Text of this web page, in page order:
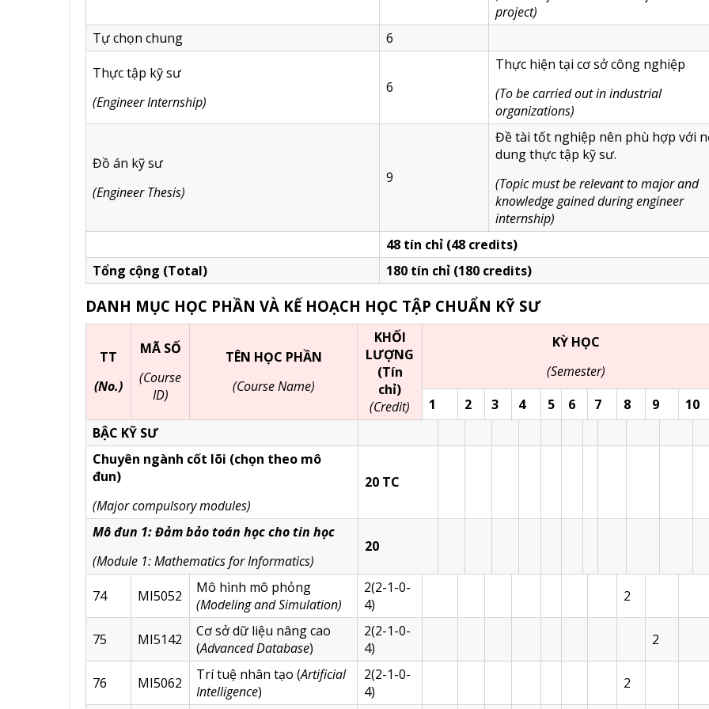
project)
Tự chọn chung
6
Thực tập kỹ sư
(Engineer Internship)
6
Thực hiện tại cơ sở công nghiệp
(To be carried out in industrial
organizations)
Đồ án kỹ sư
(Engineer Thesis)
9
Đề tài tốt nghiệp nên phù hợp với
dung thực tập kỹ sư.
(Topic must be relevant to major and
knowledge gained during engineer
internship)
48 tín chỉ (48 credits)
Tổng cộng (Total)
180 tín chỉ (180 credits)
DANH MỤC HỌC PHẦN VÀ KẾ HOẠCH HỌC TẬP CHUẨN KỸ SƯ
TT
(No.)
MÃ SỐ
(Course
ID)
TÊN HỌC PHẦN
(Course Name)
KHỐI
LƯỢNG
(Tín
chỉ)
(Credit)
KỲ HỌC
(Semester)
1
2 3 4 5 6 7 8 9
10
BẬC KỸ SƯ
Chuyên ngành cốt lõi (chọn theo mô
đun)
(Major compulsory modules)
20 TC
Mô đun 1: Đảm bảo toán học cho tin học
(Module 1:Mathematics for Informatics)
20
74 MI5052
Mô hình mô phỏng
(Modeling and Simulation)
2(2-1-0-
4)
2
75 MI5142
Cơ sở dữ liệu nâng cao
(Advanced Database)
2(2-1-0-
4)
2
76 MI5062 Trí tuệ nhân tạo (Artificial
Intelligence)
2(2-1-0-
4)
2